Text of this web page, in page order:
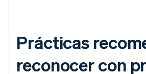
Prácticas
reconocer con